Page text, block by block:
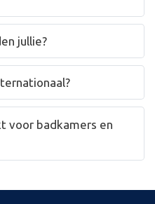
jullie?
voor badkamers en